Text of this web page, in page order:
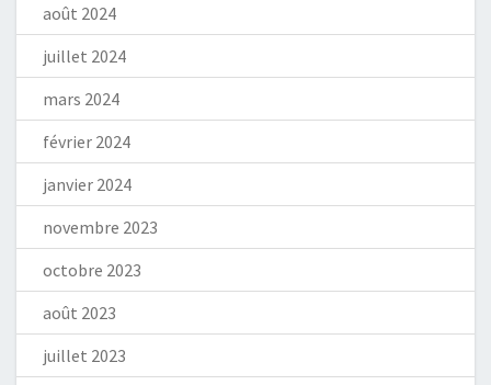
août 2024
juillet 2024
mars 2024
février 2024
janvier 2024
novembre 2023
octobre 2023
août 2023
juillet 2023